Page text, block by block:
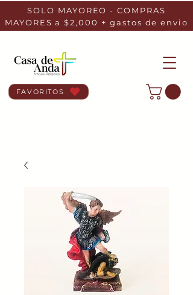
SOLO MAYOREO - COMPRAS
MAYORES a $2,000 + gastos de envio
FAVORITOS